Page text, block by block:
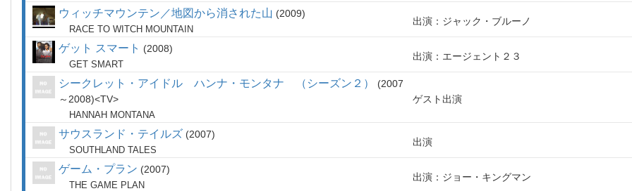
ウィッチマウンテン／地図から消された山 2009
RACE TO WITCH MOUNTAIN
出演：ジャック・ブルーノ
ゲット スマート 2008
GET SMART
出演：エージェント２３
シークレット・アイドル ハンナ・モンタナ （シーズン２）
2007
～2008
TV
HANNAH MONTANA
ゲスト出演
サウスランド・テイルズ 2007
SOUTHLAND TALES
出演
ゲーム・プラン 2007
THE GAME PLAN
出演：ジョー・キングマン